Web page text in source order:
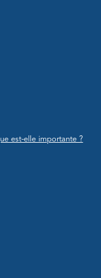
est-elle importante ?